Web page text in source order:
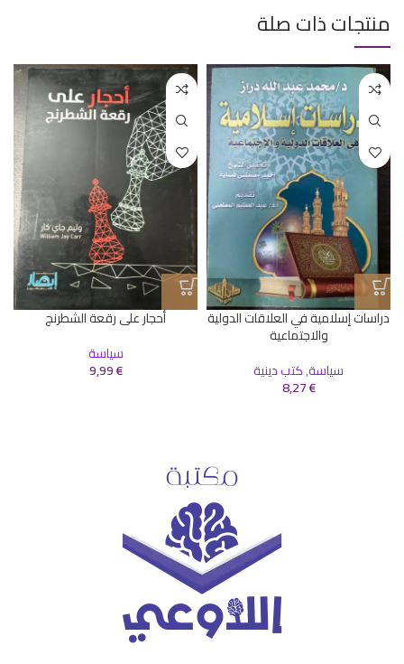
منتجات ذات صلة
دراسات إسلامية في العلاقات الدولية
والاجتماعية
سياسة,كتب دينية
8,27€
أحجار على رقعة الشطرنج
سياسة
9,99€